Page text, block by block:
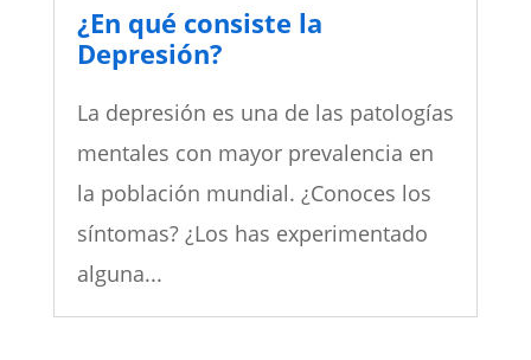
¿En qué consiste la
Depresión?
La depresión es una de las patologías
mentales con mayor prevalencia en
la población mundial. ¿Conoces los
síntomas? ¿Los has experimentado
alguna...